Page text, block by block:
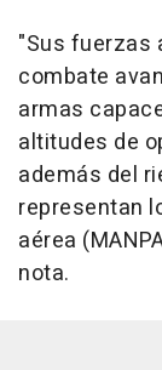
"Sus fuerzas
combate
armas
altitudes de
además del
representan
aérea
nota.